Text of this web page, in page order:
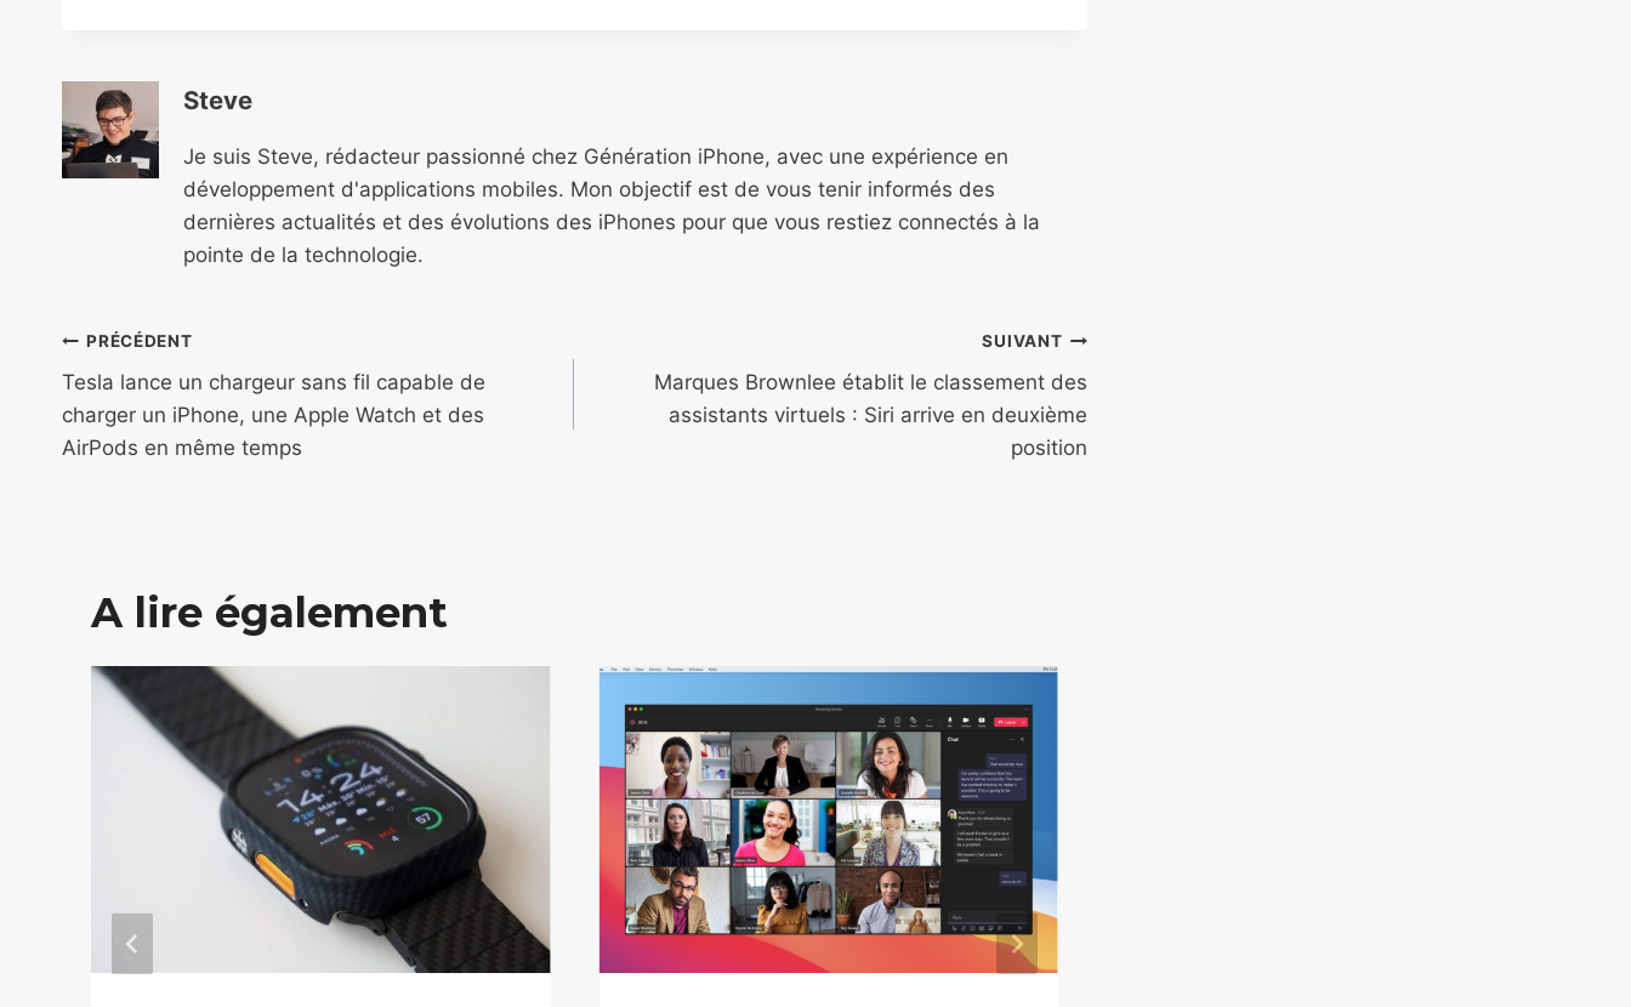
Steve
Je suis Steve, rédacteur passionné chez Génération iPhone, avec une expérience en
développement d'applications mobiles. Mon objectif est de vous tenir informés des
dernières actualités et des évolutions des iPhones pour que vous restiez connectés à la
pointe de la technologie.
Navigation
de
l’article
PRÉCÉDENT
Tesla lance un chargeur sans fil capable de
charger un iPhone, une Apple Watch et des
AirPods en même temps
SUIVANT
Marques Brownlee établit le classement des
assistants virtuels : Siri arrive en deuxième
position
A lire également